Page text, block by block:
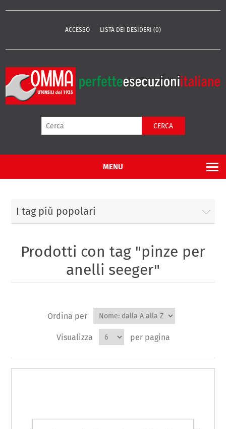
ACCESSO LISTA DEI DESIDERI (0)
CERCA
MENU
I tag più popolari
Prodotti con tag "pinze per
anelli seeger"
Ordina per
Visualizza per pagina